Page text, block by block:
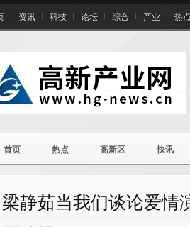
资讯 科技 论坛 综合 产业 热点
首页 热点 高新区 快讯
梁静茹当我们谈论爱情